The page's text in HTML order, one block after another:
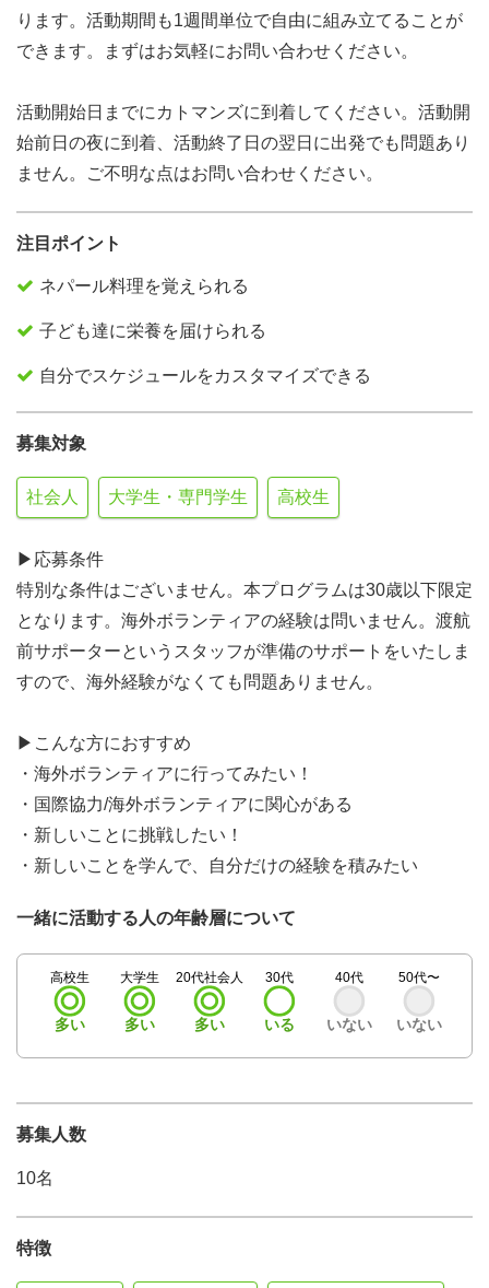
ります。活動期間も1週間単位で自由に組み立てることが
できます。まずはお気軽にお問い合わせください。
活動開始日までにカトマンズに到着してください。活動開
始前日の夜に到着、活動終了日の翌日に出発でも問題あり
ません。ご不明な点はお問い合わせください。
注目ポイント
ネパール料理を覚えられる
子ども達に栄養を届けられる
自分でスケジュールをカスタマイズできる
募集対象
社会人 大学生・専門学生 高校生
▶︎応募条件
特別な条件はございません。本プログラムは30歳以下限定
となります。海外ボランティアの経験は問いません。渡航
前サポーターというスタッフが準備のサポートをいたしま
すので、海外経験がなくても問題ありません。
▶︎こんな方におすすめ
・海外ボランティアに行ってみたい！
・国際協力/海外ボランティアに関心がある
・新しいことに挑戦したい！
・新しいことを学んで、自分だけの経験を積みたい
一緒に活動する人の年齢層について
高校生
多い
大学生
多い
20代社会人
多い
30代
いる
40代
いない
50代〜
いない
募集人数
10名
特徴